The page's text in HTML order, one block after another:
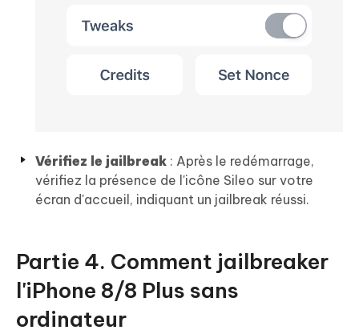
Vérifiez le jailbreak : Après le redémarrage,
vérifiez la présence de l'icône Sileo sur votre
écran d'accueil, indiquant un jailbreak réussi.
Partie 4. Comment jailbreaker
l'iPhone 8/8 Plus sans
ordinateur